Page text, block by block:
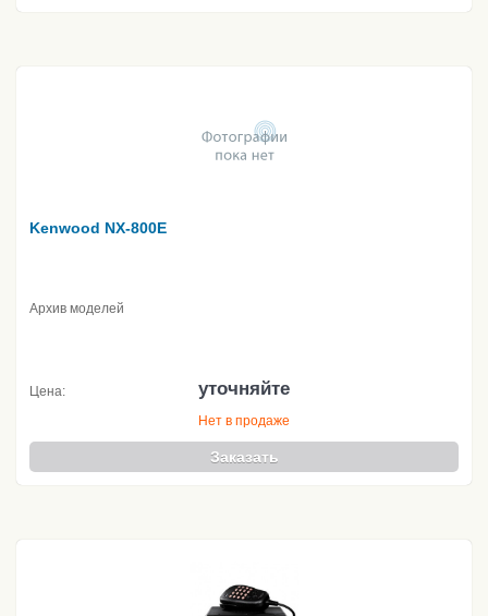
Kenwood NX-800E
Архив моделей
Цена: уточняйте
Нет в продаже
Заказать